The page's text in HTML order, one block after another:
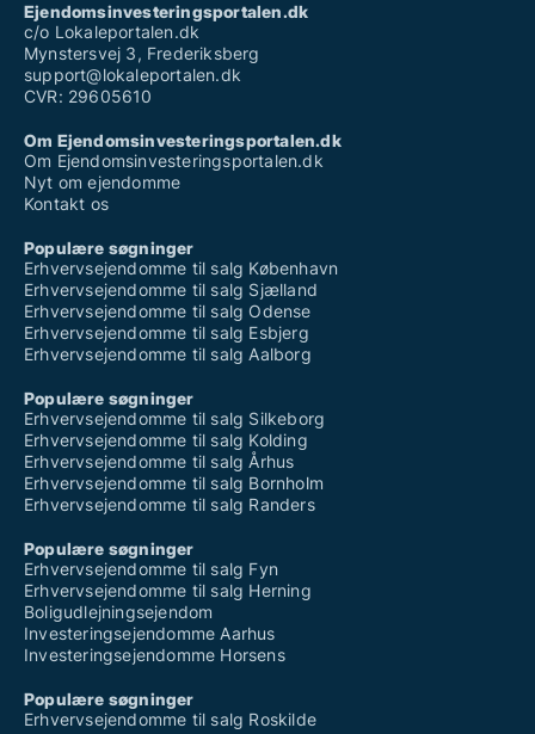
Ejendomsinvesteringsportalen.dk
c/o Lokaleportalen.dk
Mynstersvej 3, Frederiksberg
support@lokaleportalen.dk
CVR: 29605610
Om Ejendomsinvesteringsportalen.dk
Om Ejendomsinvesteringsportalen.dk
Nyt om ejendomme
Kontakt os
Populære søgninger
Erhvervsejendomme til salg København
Erhvervsejendomme til salg Sjælland
Erhvervsejendomme til salg Odense
Erhvervsejendomme til salg Esbjerg
Erhvervsejendomme til salg Aalborg
Populære søgninger
Erhvervsejendomme til salg Silkeborg
Erhvervsejendomme til salg Kolding
Erhvervsejendomme til salg Århus
Erhvervsejendomme til salg Bornholm
Erhvervsejendomme til salg Randers
Populære søgninger
Erhvervsejendomme til salg Fyn
Erhvervsejendomme til salg Herning
Boligudlejningsejendom
Investeringsejendomme Aarhus
Investeringsejendomme Horsens
Populære søgninger
Erhvervsejendomme til salg Roskilde